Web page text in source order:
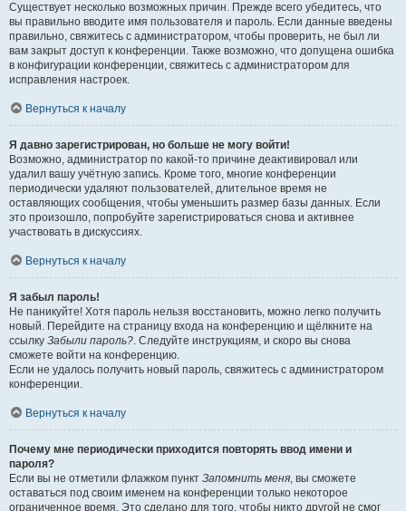
Существует несколько возможных причин. Прежде всего убедитесь, что
вы правильно вводите имя пользователя и пароль. Если данные введены
правильно, свяжитесь с администратором, чтобы проверить, не был ли
вам закрыт доступ к конференции. Также возможно, что допущена ошибка
в конфигурации конференции, свяжитесь с администратором для
исправления настроек.
Вернуться к началу
Я давно зарегистрирован, но больше не могу войти!
Возможно, администратор по какой-то причине деактивировал или
удалил вашу учётную запись. Кроме того, многие конференции
периодически удаляют пользователей, длительное время не
оставляющих сообщения, чтобы уменьшить размер базы данных. Если
это произошло, попробуйте зарегистрироваться снова и активнее
участвовать в дискуссиях.
Вернуться к началу
Я забыл пароль!
Не паникуйте! Хотя пароль нельзя восстановить, можно легко получить
новый. Перейдите на страницу входа на конференцию и щёлкните на
ссылку Забыли пароль?. Следуйте инструкциям, и скоро вы снова
сможете войти на конференцию.
Если не удалось получить новый пароль, свяжитесь с администратором
конференции.
Вернуться к началу
Почему мне периодически приходится повторять ввод имени и
пароля?
Если вы не отметили флажком пункт Запомнить меня, вы сможете
оставаться под своим именем на конференции только некоторое
ограниченное время. Это сделано для того, чтобы никто другой не смог